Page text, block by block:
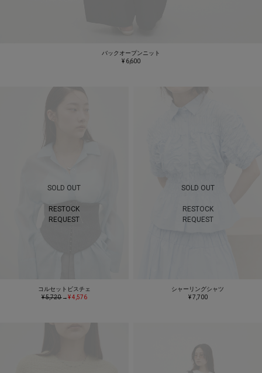
バックオープンニット
¥ 6,600
SOLD OUT
RESTOCK
REQUEST
コルセットビスチェ
¥ 5,720→¥ 4,576
SOLD OUT
RESTOCK
REQUEST
シャーリングシャツ
¥ 7,700